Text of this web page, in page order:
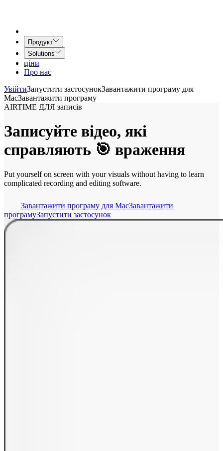
Продукт
Solutions
ціни
Про нас
УвійтиЗапустити застосунокЗавантажити програму для
MacЗавантажити програму
AIRTIME ДЛЯ записів
Записуйте відео, які
справляють 🎯 враження
Put yourself on screen with your visuals without having to learn
complicated recording and editing software.
Завантажити програму для MacЗавантажити
програмуЗапустити застосунок